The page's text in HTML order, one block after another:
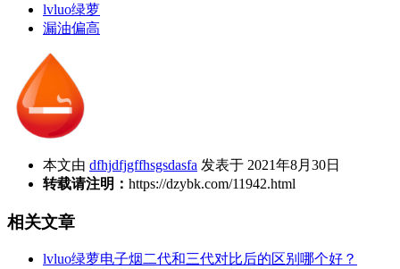
lvluo绿萝
漏油偏高
本文由 dfhjdfjgffhsgsdasfa 发表于 2021年8月30日
转载请注明： https://dzybk.com/11942.html
相关文章
lvluo绿萝电子烟二代和三代对比后的区别哪个好？